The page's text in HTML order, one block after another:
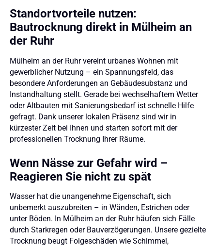
Standortvorteile nutzen:
Bautrocknung direkt in Mülheim an
der Ruhr
Mülheim an der Ruhr vereint urbanes Wohnen mit
gewerblicher Nutzung – ein Spannungsfeld, das
besondere Anforderungen an Gebäudesubstanz und
Instandhaltung stellt. Gerade bei wechselhaftem Wetter
oder Altbauten mit Sanierungsbedarf ist schnelle Hilfe
gefragt. Dank unserer lokalen Präsenz sind wir in
kürzester Zeit bei Ihnen und starten sofort mit der
professionellen Trocknung Ihrer Räume.
Wenn Nässe zur Gefahr wird –
Reagieren Sie nicht zu spät
Wasser hat die unangenehme Eigenschaft, sich
unbemerkt auszubreiten – in Wänden, Estrichen oder
unter Böden. In Mülheim an der Ruhr häufen sich Fälle
durch Starkregen oder Bauverzögerungen. Unsere gezielte
Trocknung beugt Folgeschäden wie Schimmel,